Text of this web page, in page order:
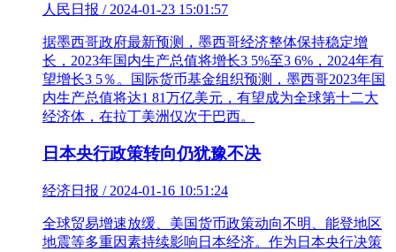
人民日报 / 2024-01-23 15:01:57
据墨西哥政府最新预测，墨西哥经济整体保持稳定增
长，2023年国内生产总值将增长3 5%至3 6%，2024年有
望增长3 5％。国际货币基金组织预测，墨西哥2023年国
内生产总值将达1 81万亿美元，有望成为全球第十二大
经济体，在拉丁美洲仅次于巴西。
日本央行政策转向仍犹豫不决
经济日报 / 2024-01-16 10:51:24
全球贸易增速放缓、美国货币政策动向不明、能登地区
地震等多重因素持续影响日本经济。作为日本央行决策